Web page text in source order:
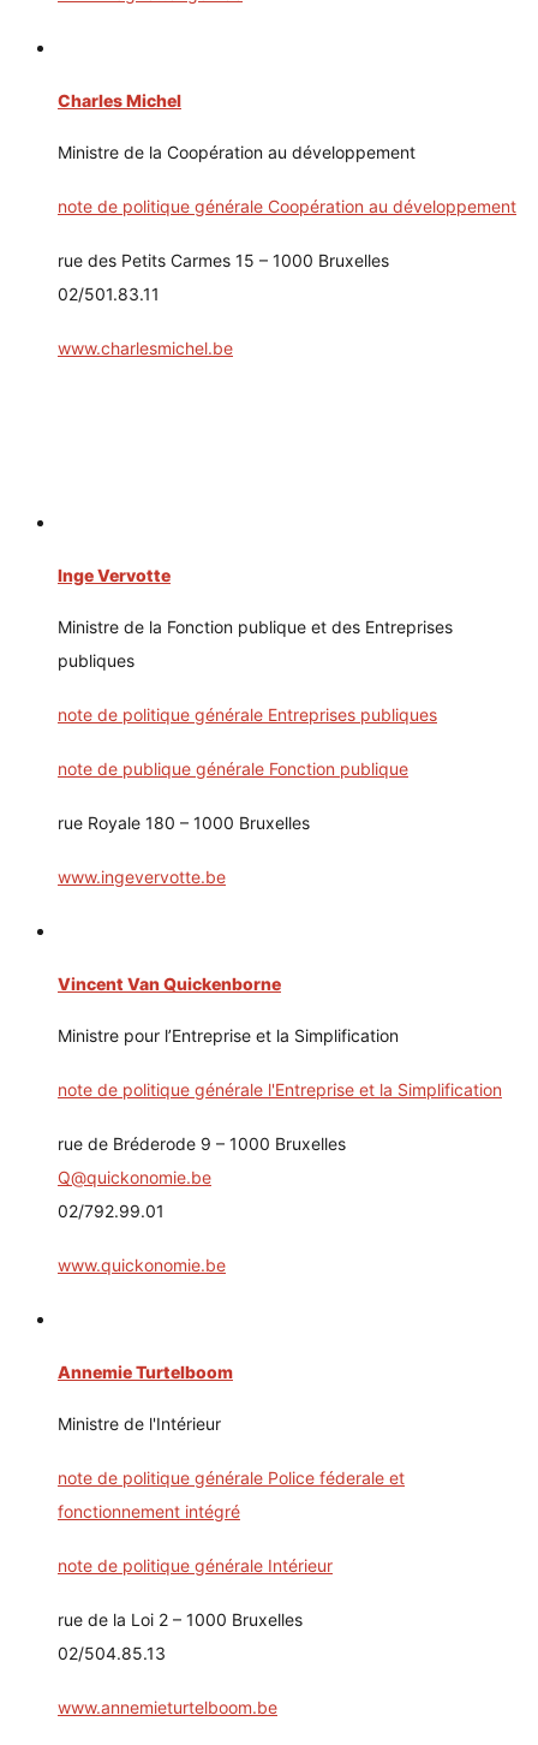
Charles Michel
Ministre de la Coopération au développement
note de politique générale Coopération au développement
rue des Petits Carmes 15 – 1000 Bruxelles
02/501.83.11
www.charlesmichel.be
Inge Vervotte
Ministre de la Fonction publique et des Entreprises
publiques
note de politique générale Entreprises publiques
note de publique générale Fonction publique
rue Royale 180 – 1000 Bruxelles
www.ingevervotte.be
Vincent Van Quickenborne
Ministre pour l’Entreprise et la Simplification
note de politique générale l'Entreprise et la Simplification
rue de Bréderode 9 – 1000 Bruxelles
Q@quickonomie.be
02/792.99.01
www.quickonomie.be
Annemie Turtelboom
Ministre de l'Intérieur
note de politique générale Police féderale et
fonctionnement intégré
note de politique générale Intérieur
rue de la Loi 2 – 1000 Bruxelles
02/504.85.13
www.annemieturtelboom.be